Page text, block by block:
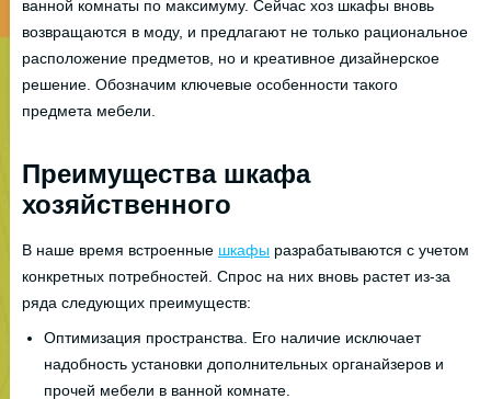
ванной комнаты по максимуму. Сейчас хоз шкафы вновь
возвращаются в моду, и предлагают не только рациональное
расположение предметов, но и креативное дизайнерское
решение. Обозначим ключевые особенности такого
предмета мебели.
Преимущества шкафа
хозяйственного
В наше время встроенные шкафы разрабатываются с учетом
конкретных потребностей. Спрос на них вновь растет из-за
ряда следующих преимуществ:
Оптимизация пространства. Его наличие исключает
надобность установки дополнительных органайзеров и
прочей мебели в ванной комнате.